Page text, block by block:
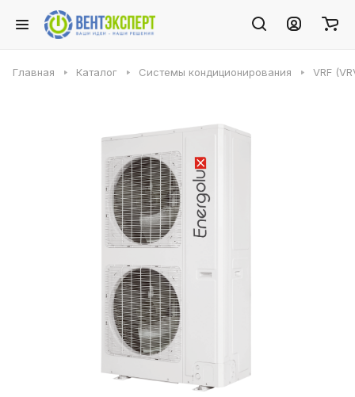
Главная Каталог Системы кондиционирования VRF